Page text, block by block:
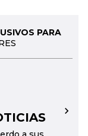
PARA
→